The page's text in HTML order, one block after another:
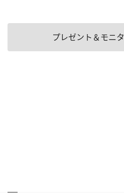
プレゼント＆モニ